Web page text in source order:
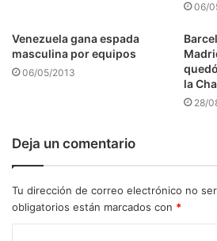
06/
Venezuela gana espada
masculina por equipos
06/05/2013
la
28/
Deja un comentario
Tu dirección de correo electrónico no
obligatorios están marcados con *